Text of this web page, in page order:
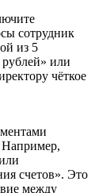
сотрудник
из 5
рублей» или
чёткое
Например,
счетов». Это
между